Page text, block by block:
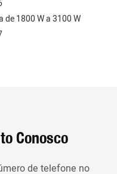
Conosco
de telefone no